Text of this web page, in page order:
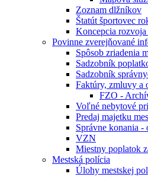
Zoznam dlžníkov
Štatút športovec
Koncepcia
Povinne zverejňované
Spôsob zriadenia
Sadzobník
Sadzobník
Faktúry, zmluvy a
FZO -
Voľné nebytové
Predaj majetku
Správne konania -
VZN
Miestny poplatok
Mestská polícia
Úlohy mestskej